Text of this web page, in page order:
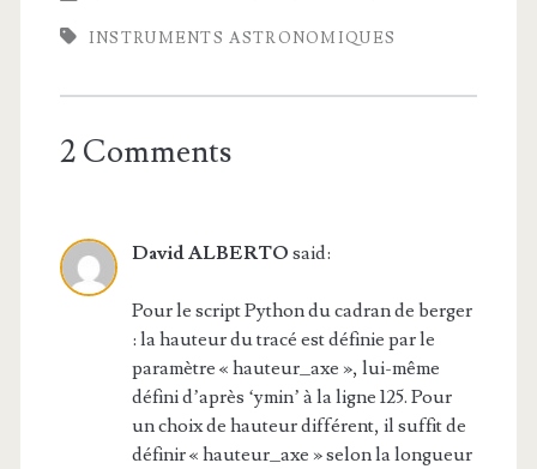
INSTRUMENTS ASTRONOMIQUES
2 Comments
David ALBERTO said:
Pour le script Python du cadran de berger
: la hauteur du tracé est définie par le
paramètre « hauteur_axe », lui-même
défini d’après ‘ymin’ à la ligne 125. Pour
un choix de hauteur différent, il suffit de
définir « hauteur_axe » selon la longueur